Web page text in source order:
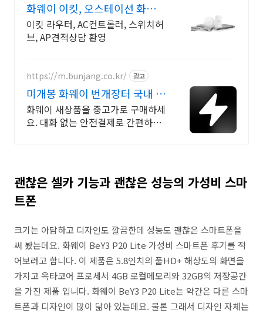
화웨이 이킷, 오스테이션 화웨이
네트워크부문 전문업체
이킷 라우터, AC컨트롤러, 스위치허
브, AP견적상담 환영
https://m.bunjang.co.kr/ 광고
미개봉 화웨이 번개장터 국내 최
대 브랜드 중고거래
화웨이 새상품을 중고가로 구매하세
요. 대화 없는 안전결제로 간편하게!
괜찮은 셀카 기능과 괜찮은 성능의 가성비 스마
트폰
크기는 아담하고 디자인도 깔끔한데 성능도 괜찮은 스마트폰을
써 봤는데요. 화웨이 BeY3 P20 Lite 가성비 스마트폰 후기를 적
어보려고 합니다. 이 제품은 5.8인치의 풀HD+ 해상도의 화면을
가지고 옥타코어 프로세서 4GB 로컬메모리와 32GB의 저장공간
을 가진 제품 입니다. 화웨이 BeY3 P20 Lite는 약간은 다른 스마
트폰과 디자인이 많이 닮아 있는데요. 물론 그래서 디자인 자체는